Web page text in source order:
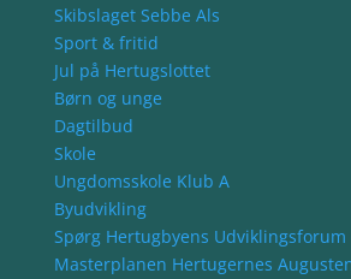
Skibslaget Sebbe Als
Sport & fritid
Jul på Hertugslottet
Børn og unge
Dagtilbud
Skole
Ungdomsskole Klub A
Byudvikling
Spørg Hertugbyens
Masterplanen Hertugernes